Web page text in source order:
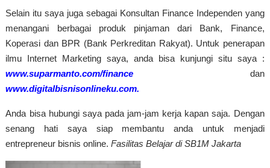
Selain itu saya juga sebagai Konsultan Finance Independen yang
menangani berbagai produk pinjaman dari Bank, Finance,
Koperasi dan BPR (Bank Perkreditan Rakyat). Untuk penerapan
ilmu Internet Marketing saya, anda bisa kunjungi situ saya :
www.suparmanto.com/finance
dan
www.digitalbisnisonlineku.com.
Anda bisa hubungi saya pada jam-jam kerja kapan saja. Dengan
senang hati saya siap membantu anda untuk menjadi
entrepreneur bisnis online.Fasilitas Belajar di SB1M Jakarta